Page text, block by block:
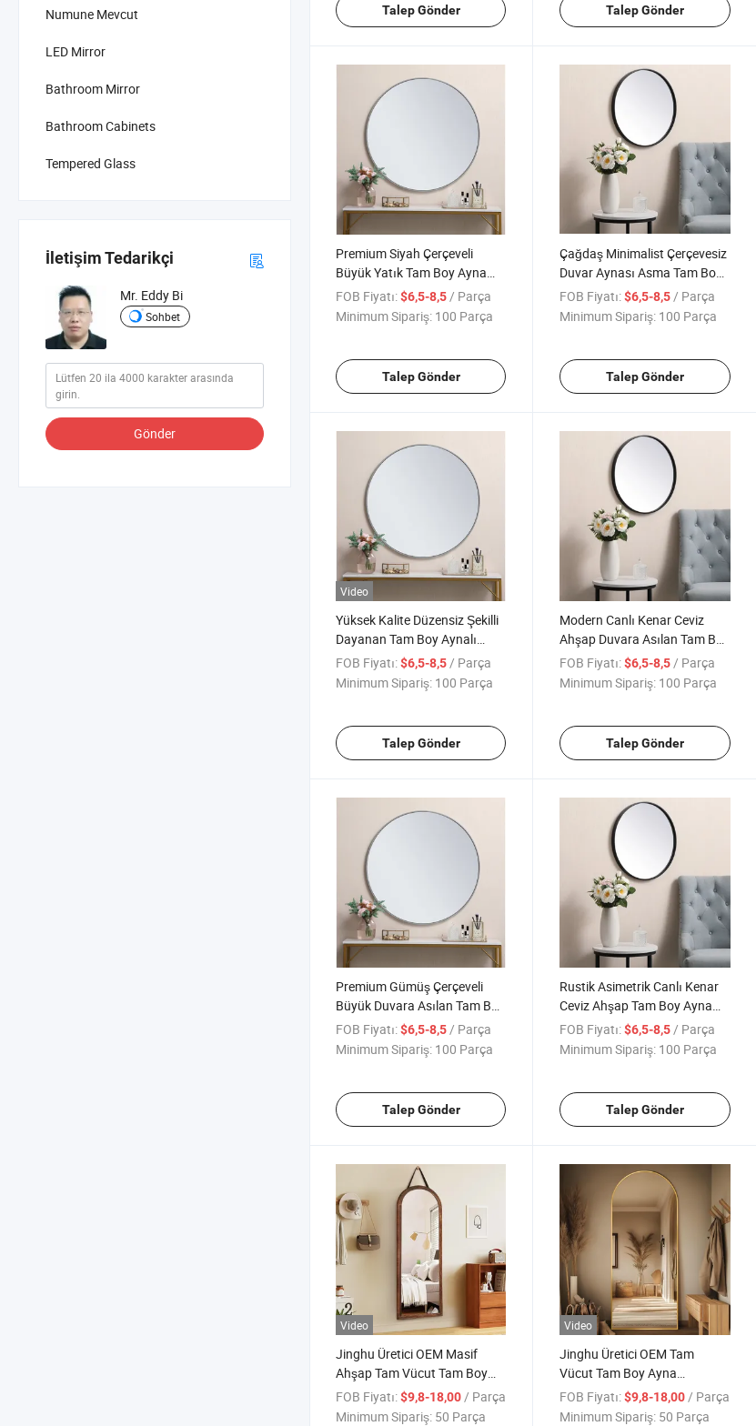
Numune Mevcut
LED Mirror
Bathroom Mirror
Bathroom Cabinets
Tempered Glass
İletişim Tedarikçi
Mr. Eddy Bi
Sohbet
Gönder
Talep Gönder Talep Gönder
Premium Siyah Çerçeveli
Büyük Yatık Tam Boy Ayna
Yatak Odası Oturma Odası
için
FOB Fiyatı:$6,5-8,5 / Parça
Minimum Sipariş: 100 Parça
Talep Gönder
Çağdaş Minimalist Çerçevesiz
Duvar Aynası Asma Tam Boy
Aynası
FOB Fiyatı: $6,5-8,5 / Parça
Minimum Sipariş: 100 Parça
Talep Gönder
Video
Yüksek Kalite Düzensiz Şekilli
Dayanan Tam Boy Aynalı
Çerçeve Yatak Odası Girişi için
FOB Fiyatı:$6,5-8,5/ Parça
Minimum Sipariş: 100 Parça
Talep Gönder
Modern Canlı Kenar Ceviz
Ahşap Duvara Asılan Tam Boy
Aynası için Çiftlik Evi
FOB Fiyatı: $6,5-8,5 / Parça
Minimum Sipariş: 100 Parça
Talep Gönder
Premium Gümüş Çerçeveli
Büyük Duvara Asılan Tam Boy
Aynası Giriş Yolu Makyaj
Masası için
FOB Fiyatı:$6,5-8,5/ Parça
Minimum Sipariş: 100 Parça
Talep Gönder
Rustik Asimetrik Canlı Kenar
Ceviz Ahşap Tam Boy Ayna
Oturma Odası için
FOB Fiyatı: $6,5-8,5/ Parça
Minimum Sipariş: 100 Parça
Talep Gönder
Video
Jinghu Üretici OEM Masif
Ahşap Tam Vücut Tam Boy
Ayna Kozmetik Dekorasyon
Makyaj Çerçeveli Ayna
FOB Fiyatı:$9,8-18,00 / Parça
Minimum Sipariş: 50 Parça
Video
Jinghu Üretici OEM Tam
Vücut Tam Boy Ayna
Kozmetik Dekorasyon Makyaj
Alüminyum Çerçeveli Ayna
FOB Fiyatı: $9,8-18,00 / Parça
Minimum Sipariş: 50 Parça